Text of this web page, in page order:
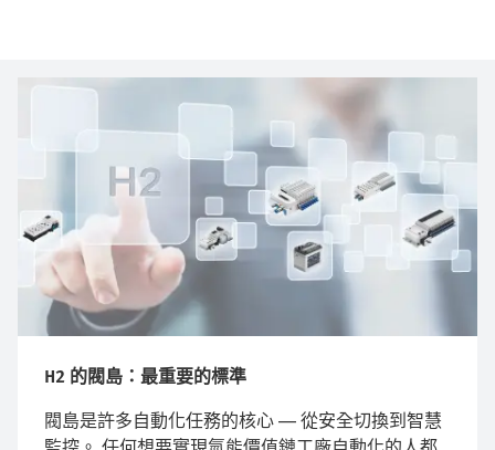
H2 的閥島：最重要的標準
閥島是許多自動化任務的核心 — 從安全切換到智慧